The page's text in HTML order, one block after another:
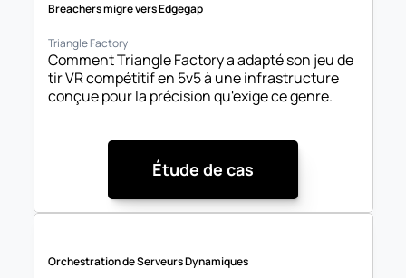
Breachers migre vers Edgegap
Triangle Factory
Comment Triangle Factory a adapté son jeu de
tir VR compétitif en 5v5 à une infrastructure
conçue pour la précision qu'exige ce genre.
Étude de cas
Orchestration de Serveurs Dynamiques